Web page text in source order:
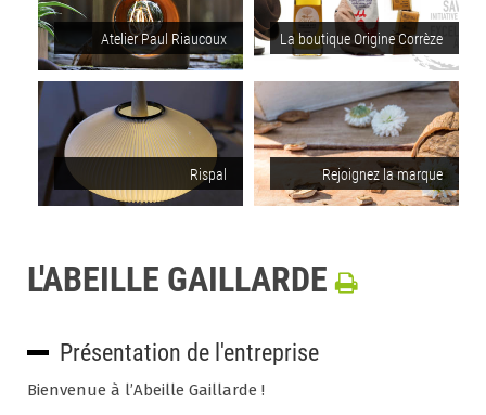
Atelier Paul Riaucoux La boutique Origine Corrèze
Rispal Rejoignez la marque
L'ABEILLE GAILLARDE
Présentation de l'entreprise
Bienvenue à l’Abeille Gaillarde !